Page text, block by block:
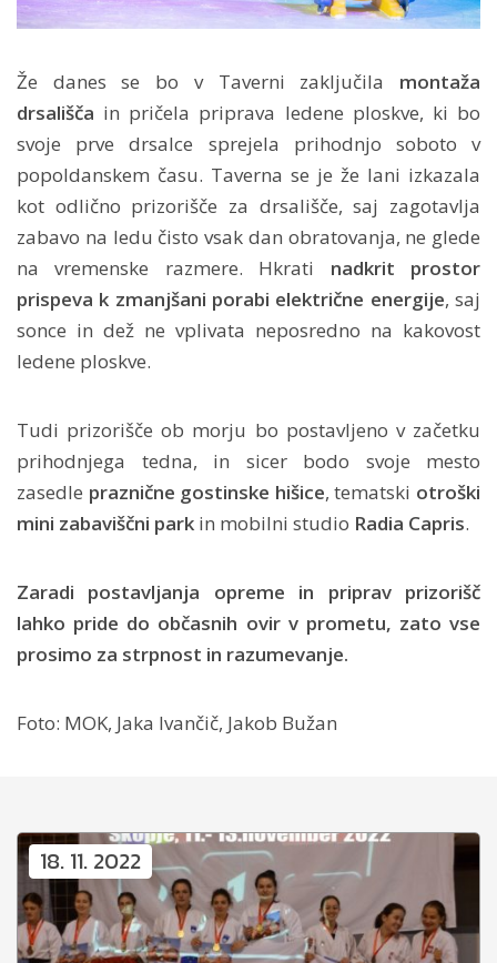
Že danes se bo v Taverni zaključila montaža
drsališča in pričela priprava ledene ploskve, ki bo
svoje prve drsalce sprejela prihodnjo soboto v
popoldanskem času. Taverna se je že lani izkazala
kot odlično prizorišče za drsališče, saj zagotavlja
zabavo na ledu čisto vsak dan obratovanja, ne glede
na vremenske razmere. Hkrati nadkrit prostor
prispeva k zmanjšani porabi električne energije, saj
sonce in dež ne vplivata neposredno na kakovost
ledene ploskve.
Tudi prizorišče ob morju bo postavljeno v začetku
prihodnjega tedna, in sicer bodo svoje mesto
zasedle praznične gostinske hišice, tematski otroški
mini zabaviščni park in mobilni studio Radia Capris.
Zaradi postavljanja opreme in priprav prizorišč
lahko pride do občasnih ovir v prometu, zato vse
prosimo za strpnost in razumevanje.
Foto: MOK, Jaka Ivančič, Jakob Bužan
18. 11. 2022